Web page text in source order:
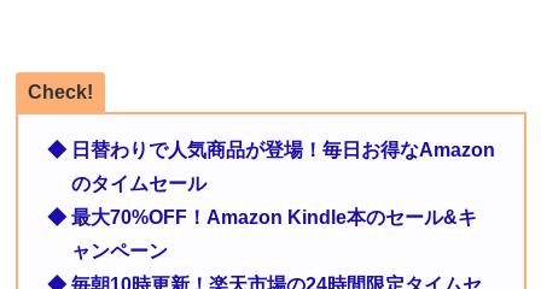
Check!
◆ 日替わりで人気商品が登場！毎日お得なAmazon
のタイムセール
◆ 最大70%OFF！Amazon Kindle本のセール&キ
ャンペーン
◆ 毎朝10時更新！楽天市場の24時間限定タイムセ